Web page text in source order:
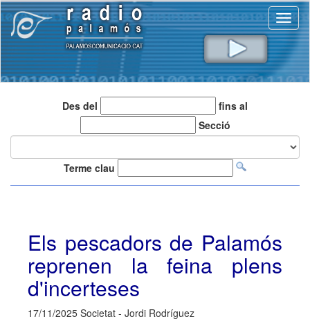
Des del
fins al
Secció
Terme clau
Els pescadors de Palamós
reprenen la feina plens
d'incerteses
17/11/2025 Societat - Jordi Rodríguez